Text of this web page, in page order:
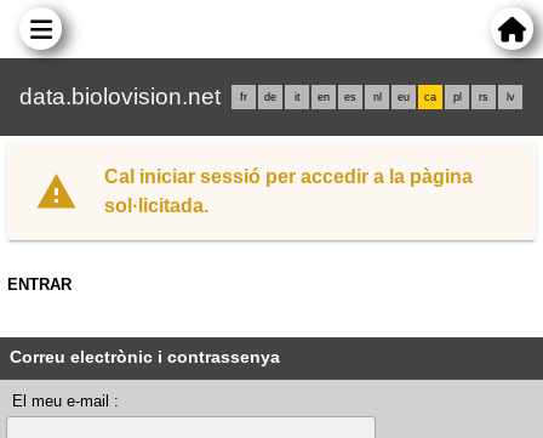
data.biolovision.net fr de it en es nl eu ca pl rs lv
Cal iniciar sessió per accedir a la pàgina
sol·licitada.
ENTRAR
Correu electrònic i contrassenya
El meu e-mail :